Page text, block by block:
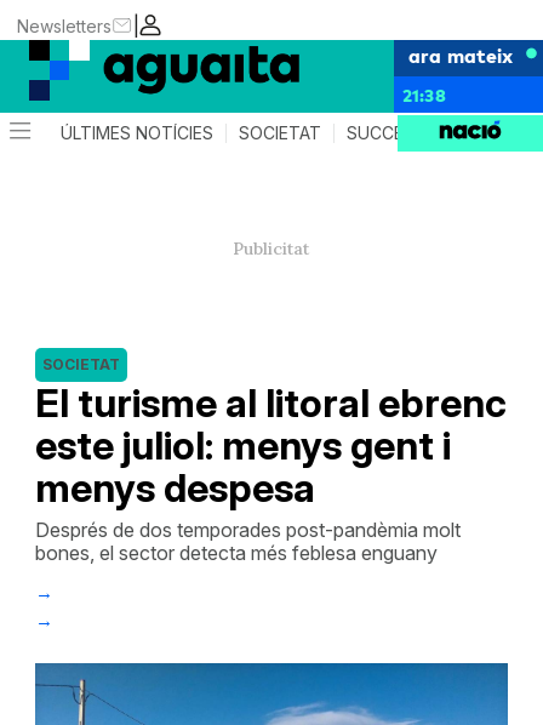
|
Newsletters
ara mateix
21:38
ÚLTIMES NOTÍCIES SOCIETAT SUCCESSOS AGENDA
El turisme al litoral ebrenc
este juliol: menys gent i
menys despesa
SOCIETAT
Després de dos temporades post-pandèmia molt
bones, el sector detecta més feblesa enguany